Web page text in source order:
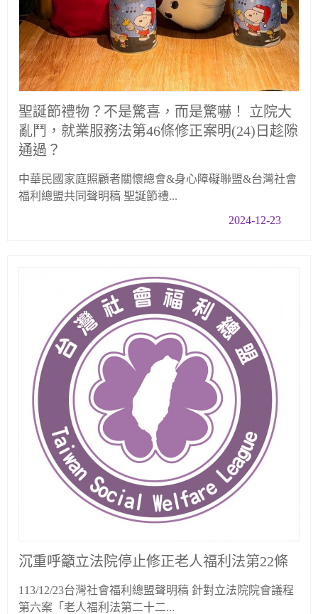
聖誕節禮物？不是驚喜，而是驚嚇！ 立院大
亂鬥，就業服務法第46條修正案明(24)日趁隙
通過？
中華民國家庭照顧者關懷總會&身心障礙聯盟&台灣社會
福利總盟共同聲明稿 聖誕節禮...
2024-12-23
沉重呼籲立法院停止修正老人福利法第22條
113/12/23台灣社會福利總盟聲明稿 針對立法院院會議程
第六案「老人福利法第二十二...